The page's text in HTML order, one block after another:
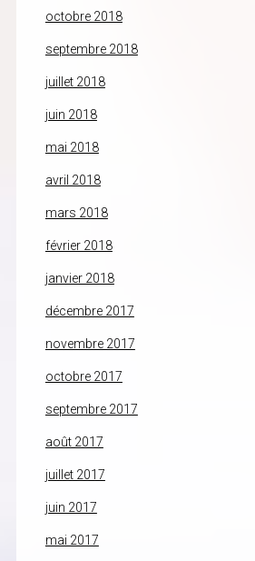
octobre 2018
septembre 2018
juillet 2018
juin 2018
mai 2018
avril 2018
mars 2018
février 2018
janvier 2018
décembre 2017
novembre 2017
octobre 2017
septembre 2017
août 2017
juillet 2017
juin 2017
mai 2017